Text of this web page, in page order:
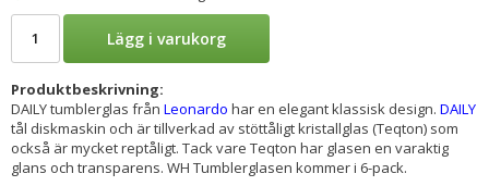
Lägg i varukorg
Produktbeskrivning:
DAILY tumblerglas från Leonardo har en elegant klassisk design. DAILY
tål diskmaskin och är tillverkad av stöttåligt kristallglas (Teqton) som
också är mycket reptåligt. Tack vare Teqton har glasen en varaktig
glans och transparens. WH Tumblerglasen kommer i 6-pack.